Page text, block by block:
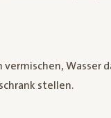
Wasser
stellen.